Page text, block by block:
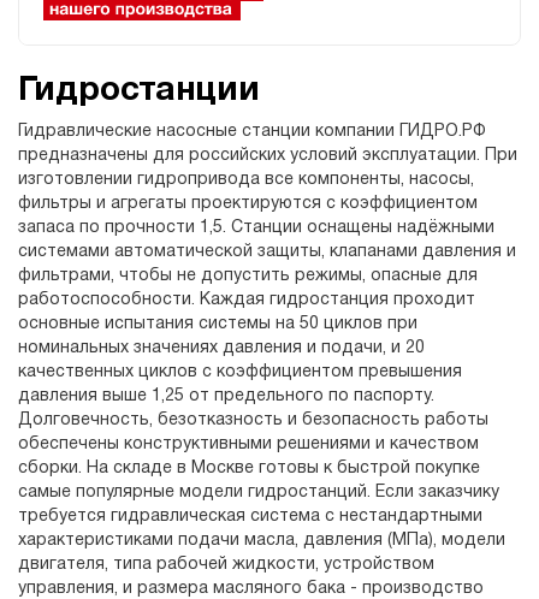
Гидростанции
Гидравлические насосные станции компании ГИДРО.РФ
предназначены для российских условий эксплуатации. При
изготовлении гидропривода все компоненты, насосы,
фильтры и агрегаты проектируются с коэффициентом
запаса по прочности 1,5. Станции оснащены надёжными
системами автоматической защиты, клапанами давления и
фильтрами, чтобы не допустить режимы, опасные для
работоспособности. Каждая гидростанция проходит
основные испытания системы на 50 циклов при
номинальных значениях давления и подачи, и 20
качественных циклов с коэффициентом превышения
давления выше 1,25 от предельного по паспорту.
Долговечность, безотказность и безопасность работы
обеспечены конструктивными решениями и качеством
сборки. На складе в Москве готовы к быстрой покупке
самые популярные модели гидростанций. Если заказчику
требуется гидравлическая система с нестандартными
характеристиками подачи масла, давления (МПа), модели
двигателя, типа рабочей жидкости, устройством
управления, и размера масляного бака - производство